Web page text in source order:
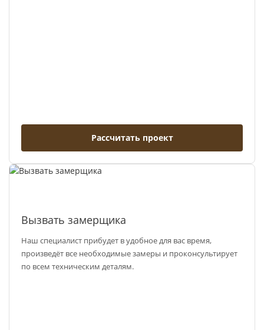
Рассчитать проект
Вызвать замерщика
Наш специалист прибудет в удобное для вас время,
произведёт все необходимые замеры и проконсультирует
по всем техническим деталям.